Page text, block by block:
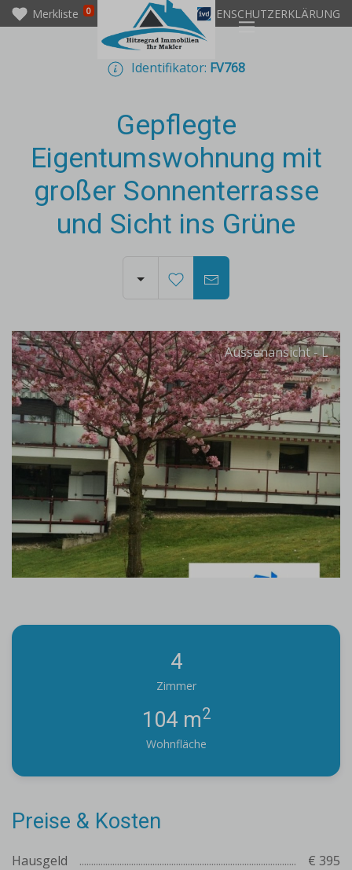
Merkliste 0 IMPRESSUM DATENSCHUTZERKLÄRUNG
Identifikator: FV768
Gepflegte
Eigentumswohnung mit
großer Sonnenterrasse
und Sicht ins Grüne
Aussenansicht - L
4
Zimmer
104 m2
Wohnfläche
Preise & Kosten
Hausgeld
€ 395